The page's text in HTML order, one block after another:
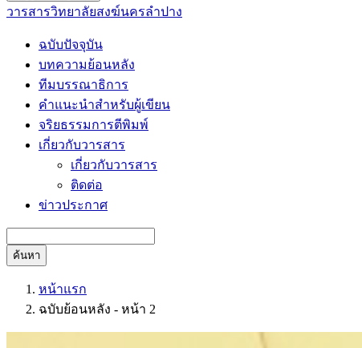
วารสารวิทยาลัยสงฆ์นครลำปาง
ฉบับปัจจุบัน
บทความย้อนหลัง
ทีมบรรณาธิการ
คำแนะนำสำหรับผู้เขียน
จริยธรรมการตีพิมพ์
เกี่ยวกับวารสาร
เกี่ยวกับวารสาร
ติดต่อ
ข่าวประกาศ
ค้นหา
หน้าแรก
ฉบับย้อนหลัง - หน้า 2